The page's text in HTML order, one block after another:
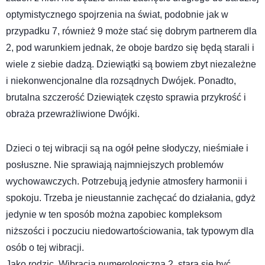
optymistycznego spojrzenia na świat, podobnie jak w
przypadku 7, również 9 może stać się dobrym partnerem dla
2, pod warunkiem jednak, że oboje bardzo się będą starali i
wiele z siebie dadzą. Dziewiątki są bowiem zbyt niezależne
i niekonwencjonalne dla rozsądnych Dwójek. Ponadto,
brutalna szczerość Dziewiątek często sprawia przykrość i
obraża przewrażliwione Dwójki.
Dzieci o tej wibracji są na ogół pełne słodyczy, nieśmiałe i
posłuszne. Nie sprawiają najmniejszych problemów
wychowawczych. Potrzebują jedynie atmosfery harmonii i
spokoju. Trzeba je nieustannie zachęcać do działania, gdyż
jedynie w ten sposób można zapobiec kompleksom
niższości i poczuciu niedowartościowania, tak typowym dla
osób o tej wibracji.